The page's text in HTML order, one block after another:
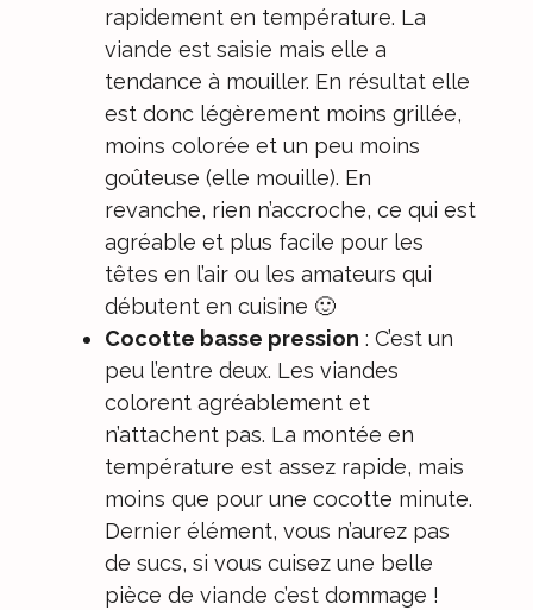
rapidement en température. La
viande est saisie mais elle a
tendance à mouiller. En résultat elle
est donc légèrement moins grillée,
moins colorée et un peu moins
goûteuse (elle mouille). En
revanche, rien n’accroche, ce qui est
agréable et plus facile pour les
têtes en l’air ou les amateurs qui
débutent en cuisine 🙂
Cocotte basse pression : C’est un
peu l’entre deux. Les viandes
colorent agréablement et
n’attachent pas. La montée en
température est assez rapide, mais
moins que pour une cocotte minute.
Dernier élément, vous n’aurez pas
de sucs, si vous cuisez une belle
pièce de viande c’est dommage !